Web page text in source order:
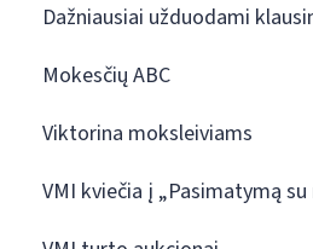
Dažniausiai užduodami
Mokesčių ABC
Viktorina moksleiviams
VMI kviečia į „Pasimatymą